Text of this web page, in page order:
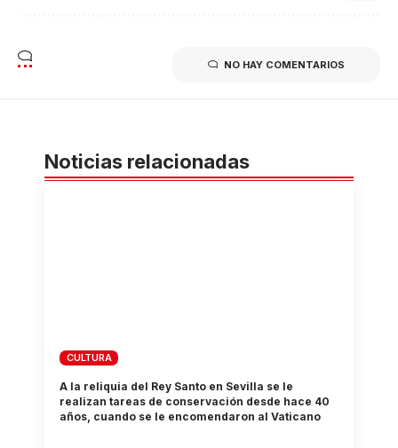
NO HAY COMENTARIOS
Noticias relacionadas
CULTURA
A la reliquia del Rey Santo en Sevilla se le
realizan tareas de conservación desde hace 40
años, cuando se le encomendaron al Vaticano